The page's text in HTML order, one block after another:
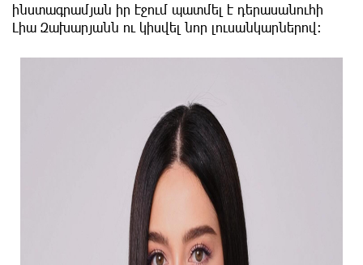
ինստագրամյան իր էջում պատմել է դերասանուհի
Լիա Զախարյանն ու կիսվել նոր լուսանկարներով: